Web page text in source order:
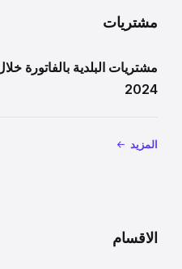
مشتريات
مشتريات البلدية بالفاتورة
2024
المزيد
الاقسام